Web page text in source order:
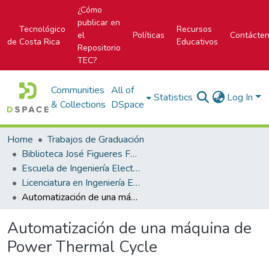
Tecnológico
de Costa Rica
¿Cómo
publicar en
el
Repositorio
TEC?
Políticas
Recursos
Educativos
Communities
& Collections
All of
DSpace
Statistics Log In
Home
Trabajos de Graduación
Biblioteca José Figueres Ferrer
Escuela de Ingeniería Electrónica
Licenciatura en Ingeniería Electrónica
Automatización de una máquina de Power Thermal Cycle
Automatización de una máquina de
Power Thermal Cycle